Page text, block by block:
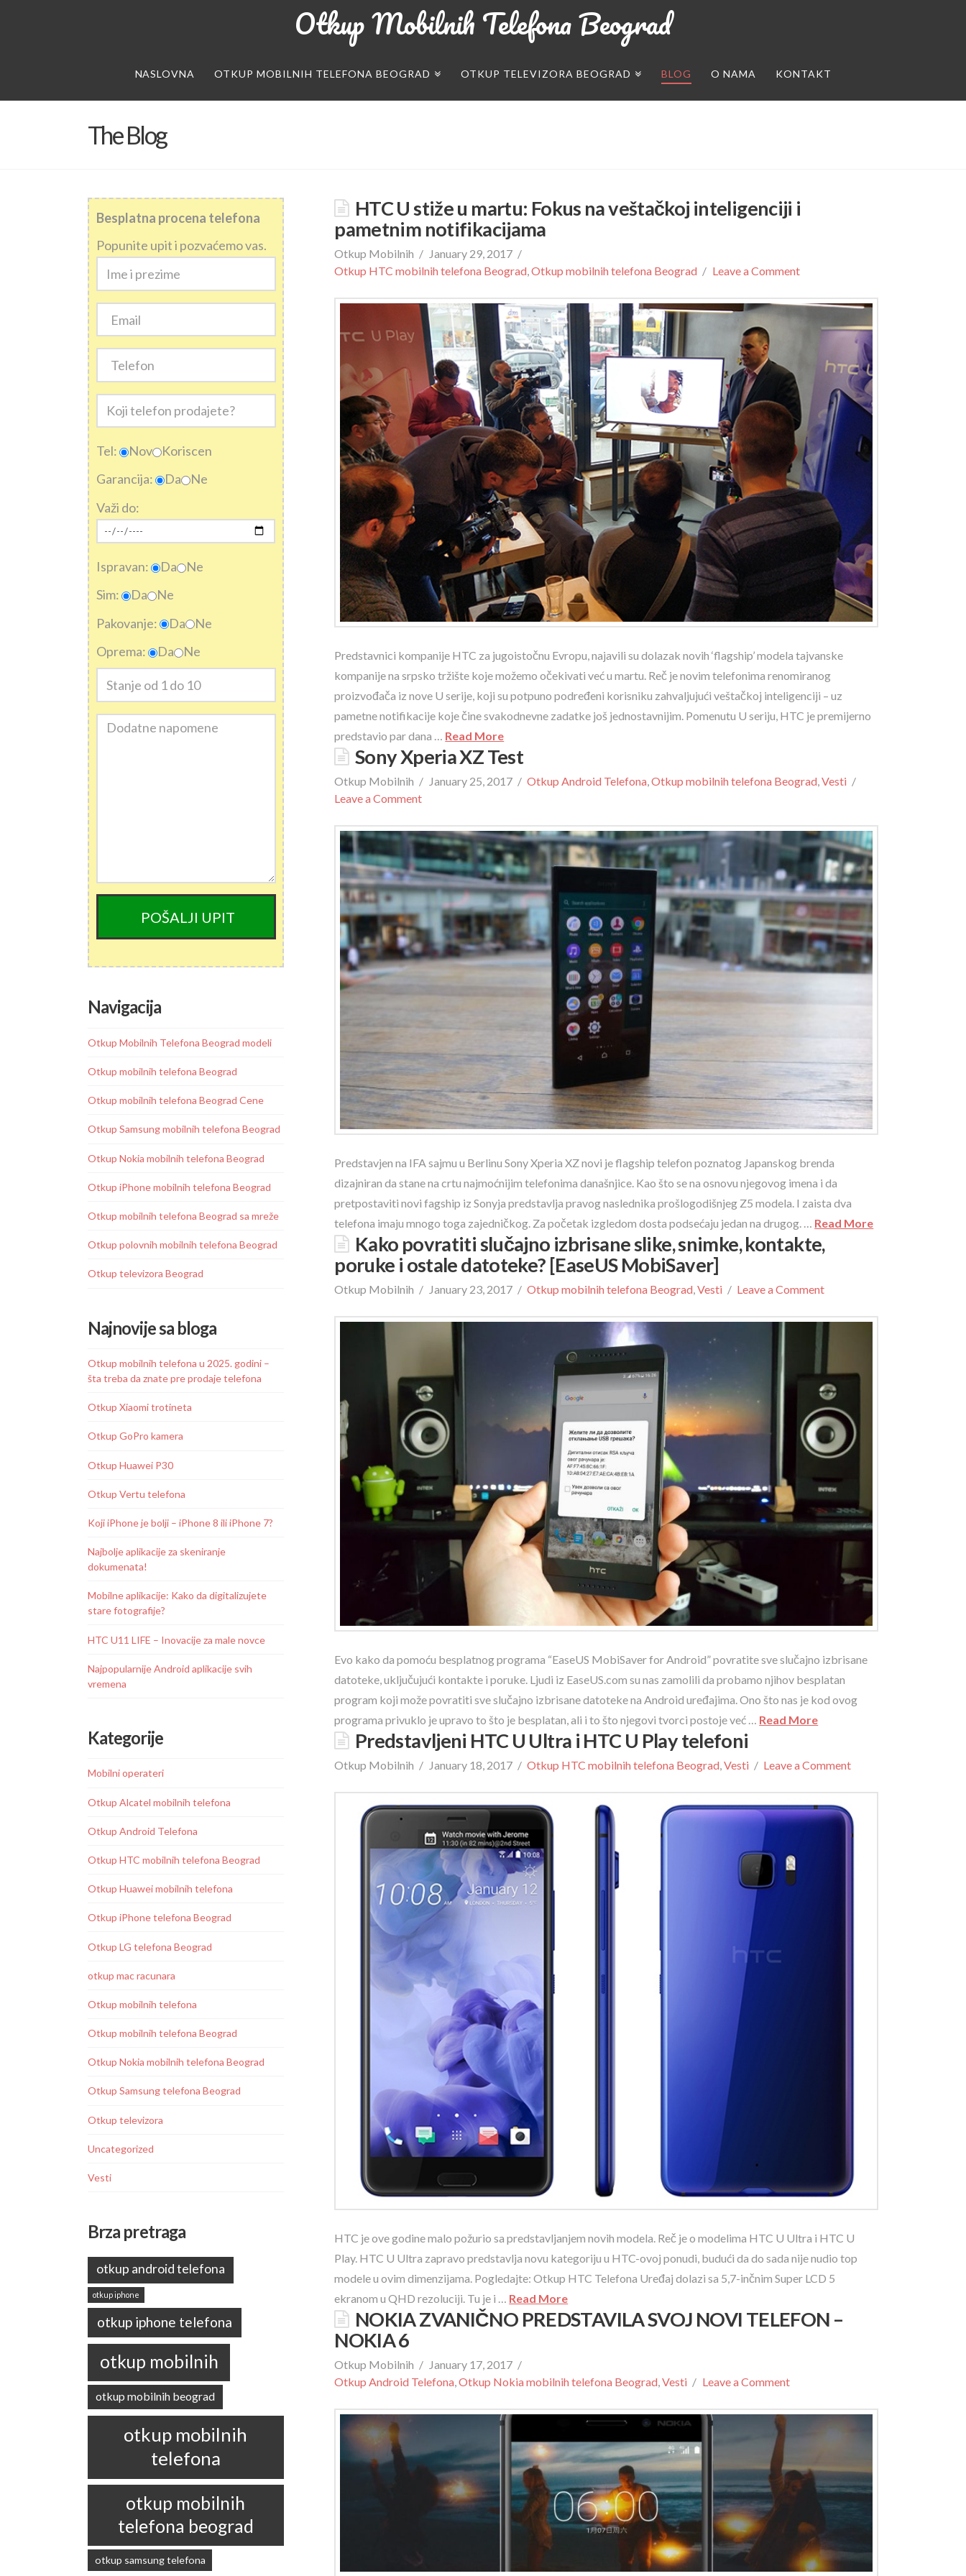
Otkup Mobilnih Telefona Beograd
NASLOVNA OTKUP MOBILNIH TELEFONA BEOGRAD OTKUP TELEVIZORA BEOGRAD BLOG O NAMA KONTAKT
The Blog
HTC U stiže u martu: Fokus na veštačkoj inteligenciji i
pametnim notifikacijama
Otkup Mobilnih
January 29, 2017
Otkup HTC mobilnih telefona Beograd ,Otkup mobilnih telefona Beograd Leave a Comment
Predstavnici kompanije HTC za jugoistočnu Evropu, najavili su dolazak novih ‘flagship’ modela tajvanske
kompanije na srpsko tržište koje možemo očekivati već u martu. Reč je novim telefonima renomiranog
proizvođača iz nove U serije, koji su potpuno podređeni korisniku zahvaljujući veštačkoj inteligenciji – uz
pametne notifikacije koje čine svakodnevne zadatke još jednostavnijim. Pomenutu U seriju, HTC je premijerno
predstavio par dana … Read More
Sony Xperia XZ Test
Otkup Mobilnih January 25, 2017 Otkup Android Telefona Otkup mobilnih telefona Beograd Vesti
Leave a Comment
Predstavjen na IFA sajmu u Berlinu Sony Xperia XZ novi je flagship telefon poznatog Japanskog brenda
dizajniran da stane na crtu najmoćnijim telefonima današnjice. Kao što se na osnovu njegovog imena i da
pretpostaviti novi fagship iz Sonyja predstavlja pravog naslednika prošlogodišnjeg Z5 modela. I zaista dva
telefona imaju mnogo toga zajedničkog. Za početak izgledom dosta podsećaju jedan na drugog. … Read More
Kako povratiti slučajno izbrisane slike, snimke, kontakte,
poruke i ostale datoteke? [EaseUS MobiSaver]
Otkup Mobilnih January 23, 2017 Otkup mobilnih telefona Beograd Vesti Leave a Comment
Evo kako da pomoću besplatnog programa “EaseUS MobiSaver for Android” povratite sve slučajno izbrisane
datoteke, uključujući kontakte i poruke. Ljudi iz EaseUS.com su nas zamolili da probamo njihov besplatan
program koji može povratiti sve slučajno izbrisane datoteke na Android uređajima. Ono što nas je kod ovog
programa privuklo je upravo to što je besplatan, ali i to što njegovi tvorci postoje već … Read More
Predstavljeni HTC U Ultra i HTC U Play telefoni
Otkup Mobilnih January 18, 2017 Otkup HTC mobilnih telefona Beograd Vesti Leave a Comment
HTC je ove godine malo požurio sa predstavljanjem novih modela. Reč je o modelima HTC U Ultra i HTC U
Play. HTC U Ultra zapravo predstavlja novu kategoriju u HTC-ovoj ponudi, budući da do sada nije nudio top
modele u ovim dimenzijama. Pogledajte: Otkup HTC Telefona Uređaj dolazi sa 5,7-inčnim Super LCD 5
ekranom u QHD rezoluciji. Tu je i … Read More
NOKIA ZVANIČNO PREDSTAVILA SVOJ NOVI TELEFON –
NOKIA 6
Otkup Mobilnih
January 17, 2017
Otkup Android Telefona ,Otkup Nokia mobilnih telefona Beograd ,Vesti Leave a Comment
Besplatna procena telefona
Popunite upit i pozvaćemo vas.
Tel: Nov
Koriscen
Garancija:
Da
Ne
Važi do:
Ispravan: Da
Ne
Sim:
Da
Ne
Pakovanje:
Da
Ne
Oprema:
Da Ne
Navigacija
Otkup Mobilnih Telefona Beograd modeli
Otkup mobilnih telefona Beograd
Otkup mobilnih telefona Beograd Cene
Otkup Samsung mobilnih telefona Beograd
Otkup Nokia mobilnih telefona Beograd
Otkup iPhone mobilnih telefona Beograd
Otkup mobilnih telefona Beograd sa mreže
Otkup polovnih mobilnih telefona Beograd
Otkup televizora Beograd
Najnovije sa bloga
Otkup mobilnih telefona u 2025. godini –
šta treba da znate pre prodaje telefona
Otkup Xiaomi trotineta
Otkup GoPro kamera
Otkup Huawei P30
Otkup Vertu telefona
Koji iPhone je bolji – iPhone 8 ili iPhone 7?
Najbolje aplikacije za skeniranje
dokumenata!
Mobilne aplikacije: Kako da digitalizujete
stare fotografije?
HTC U11 LIFE – Inovacije za male novce
Najpopularnije Android aplikacije svih
vremena
Kategorije
Mobilni operateri
Otkup Alcatel mobilnih telefona
Otkup Android Telefona
Otkup HTC mobilnih telefona Beograd
Otkup Huawei mobilnih telefona
Otkup iPhone telefona Beograd
Otkup LG telefona Beograd
otkup mac racunara
Otkup mobilnih telefona
Otkup mobilnih telefona Beograd
Otkup Nokia mobilnih telefona Beograd
Otkup Samsung telefona Beograd
Otkup televizora
Uncategorized
Vesti
Brza pretraga
otkup android telefona
otkup iphone
otkup iphone telefona
otkup mobilnih
otkup mobilnih beograd
otkup mobilnih
telefona
otkup mobilnih
telefona beograd
otkup samsung telefona